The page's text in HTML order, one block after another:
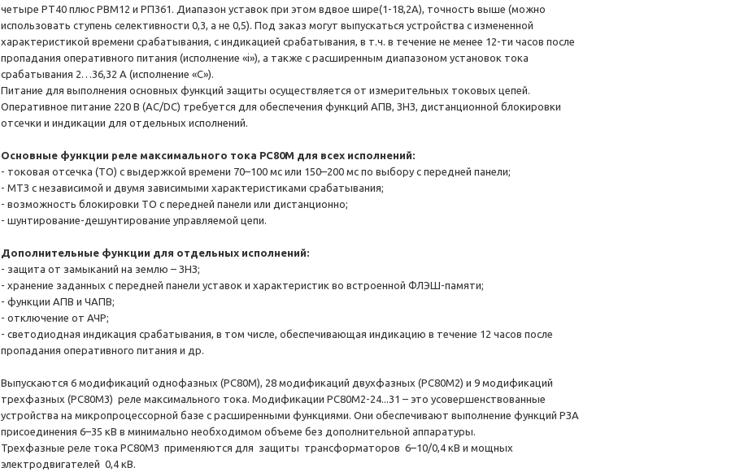
четыре РТ40 плюс РВМ12 и РП361. Диапазон уставок при этом вдвое шире(1-18,2А), точность выше (можно
использовать ступень селективности 0,3, а не 0,5). Под заказ могут выпускаться устройства с измененной
характеристикой времени срабатывания, с индикацией срабатывания, в т.ч. в течение не менее 12-ти часов после
пропадания оперативного питания (исполнение «i»), а также с расширенным диапазоном установок тока
срабатывания 2…36,32 А (исполнение «С»).
Питание для выполнения основных функций защиты осуществляется от измерительных токовых цепей.
Оперативное питание 220 В (АС/DC) требуется для обеспечения функций АПВ, ЗНЗ, дистанционной блокировки
отсечки и индикации для отдельных исполнений.
Основные функции реле максимального тока РС80М для всех исполнений:
- токовая отсечка (ТО) с выдержкой времени 70–100 мс или 150–200 мс по выбору с передней панели;
- МТЗ с независимой и двумя зависимыми характеристиками срабатывания;
- возможность блокировки ТО с передней панели или дистанционно;
- шунтирование-дешунтирование управляемой цепи.
Дополнительные функции для отдельных исполнений:­
- защита от замыканий на землю – ЗНЗ;
- хранение заданных с передней панели уставок и характеристик во встроенной ФЛЭШ-памяти;
- функции АПВ и ЧАПВ;
- отключение от АЧР;
- светодиодная индикация срабатывания, в том числе, обеспечивающая индикацию в течение 12 часов после
пропадания оперативного питания и др.
Выпускаются 6 модификаций однофазных (РС80М), 28 модификаций двухфазных (РС80М2) и 9 модификаций
трехфазных (РС80М3) реле максимального тока. Модификации РС80М2-24...31 – это усовершенствованные
устройства на микропроцессорной базе с расширенными функциями. Они обеспечивают выполнение функций РЗА
присоединения 6–35 кВ в минимально необходимом объеме без дополнительной аппаратуры.
Трехфазные реле тока РС80М3 применяются для защиты трансформаторов 6–10/0,4 кВ и мощных
электродвигателей 0,4 кВ.